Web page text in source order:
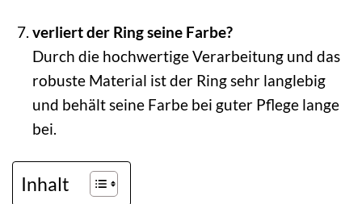
verliert der Ring seine Farbe?
Durch die hochwertige Verarbeitung und das
robuste Material ist der Ring sehr langlebig
und behält seine Farbe bei guter Pflege lange
bei.
Inhalt